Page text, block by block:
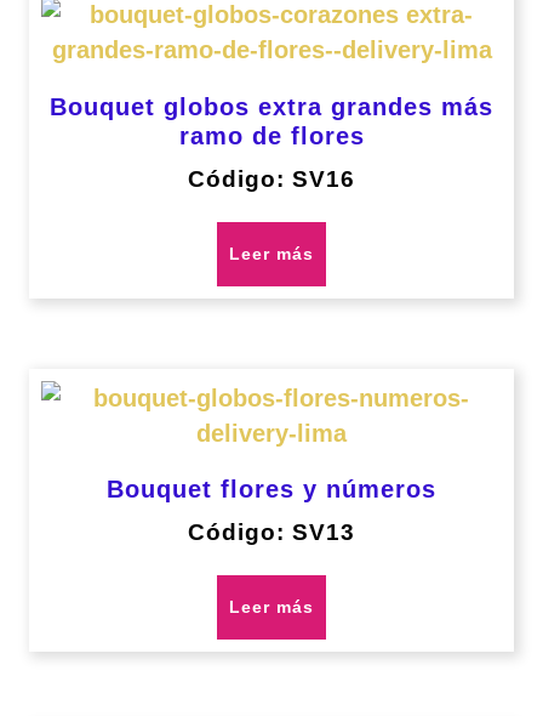
Bouquet globos extra grandes más
ramo de flores
Código: SV16
Leer más
Bouquet flores y números
Código: SV13
Leer más